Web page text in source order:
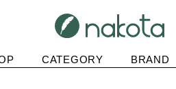
CATEGORY BRAND